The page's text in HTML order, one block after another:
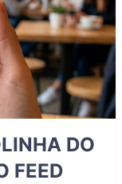
DO
FEED